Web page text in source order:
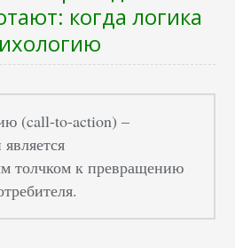
когда логика
(call-to-action) –
толчком к превращению